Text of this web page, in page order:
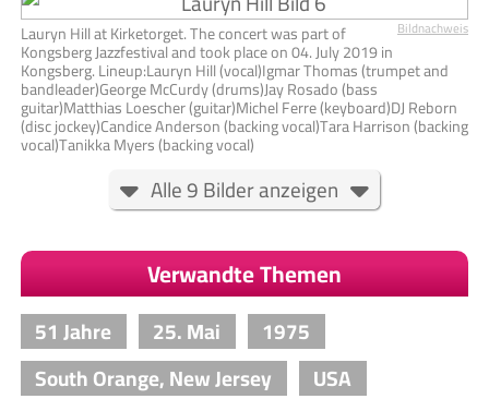
Bildnachweis
Lauryn Hill at Kirketorget. The concert was part of
Kongsberg Jazzfestival and took place on 04. July 2019 in
Kongsberg. Lineup:Lauryn Hill (vocal)Igmar Thomas (trumpet and
bandleader)George McCurdy (drums)Jay Rosado (bass
guitar)Matthias Loescher (guitar)Michel Ferre (keyboard)DJ Reborn
(disc jockey)Candice Anderson (backing vocal)Tara Harrison (backing
vocal)Tanikka Myers (backing vocal)
Alle 9 Bilder anzeigen
Verwandte Themen
51 Jahre 25. Mai
1975
South Orange, New Jersey
USA